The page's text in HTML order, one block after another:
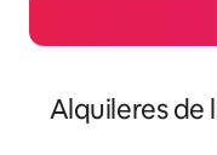
Alquileres de